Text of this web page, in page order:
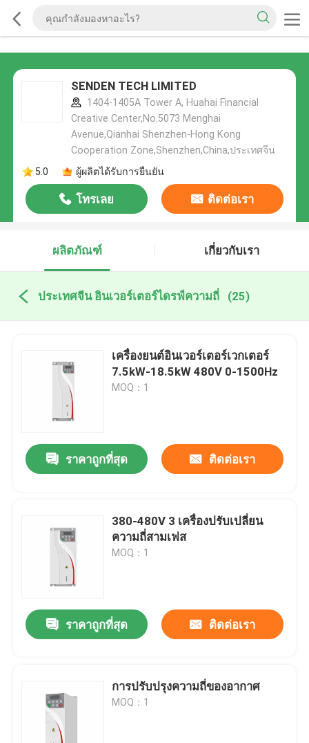
SENDEN TECH LIMITED
1404-1405A Tower A, Huahai Financial
Creative Center,No.5073 Menghai
Avenue,Qianhai Shenzhen-Hong Kong
Cooperation Zone,Shenzhen,China,ประเทศจีน
5.0
ผู้ผลิตได้รับการยืนยัน
โทรเลย ติดต่อเรา
ผลิตภัณฑ์ เกี่ยวกับเรา
ประเทศจีน อินเวอร์เตอร์ไดรฟ์ความถี่ (25)
เครื่องยนต์อินเวอร์เตอร์เวกเตอร์
7.5kW-18.5kW 480V 0-1500Hz
MOQ：1
ราคาถูกที่สุด ติดต่อเรา
380-480V 3 เครื่องปรับเปลี่ยน
ความถี่สามเฟส
MOQ：1
ราคาถูกที่สุด ติดต่อเรา
การปรับปรุงความถี่ของอากาศ
MOQ：1